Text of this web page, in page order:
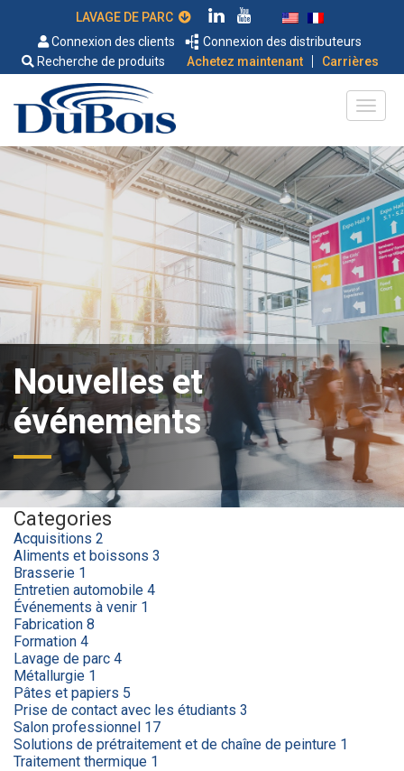
Connexion des clients
Connexion des distributeurs
Recherche de produits
Achetez maintenant | Carrières
Nouvelles et
événements
Categories
Acquisitions 2
Aliments et boissons 3
Brasserie 1
Entretien automobile 4
Événements à venir 1
Fabrication 8
Formation 4
Lavage de parc 4
Métallurgie 1
Pâtes et papiers 5
Prise de contact avec les étudiants 3
Salon professionnel 17
Solutions de prétraitement et de chaîne de peinture 1
Traitement thermique 1